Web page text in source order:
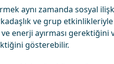
aynı zamanda sosyal
ve grup
enerji ayırması gerektiğini
gösterebilir.